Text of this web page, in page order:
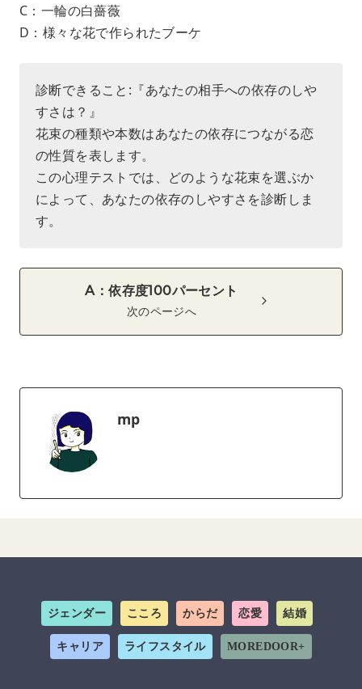
C：一輪の白薔薇
D：様々な花で作られたブーケ
診断できること:『あなたの相手への依存のしや
すさは？』
花束の種類や本数はあなたの依存につながる恋
の性質を表します。
この心理テストでは、どのような花束を選ぶか
によって、あなたの依存のしやすさを診断しま
す。
A：依存度100パーセント
次のページへ
mp
ジェンダー こころ からだ 恋愛 結婚
キャリア ライフスタイル MOREDOOR+